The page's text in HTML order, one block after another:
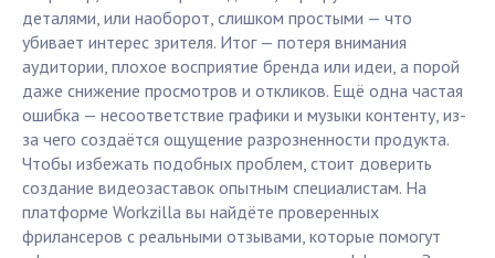
деталями, или наоборот, слишком простыми — что
убивает интерес зрителя. Итог — потеря внимания
аудитории, плохое восприятие бренда или идеи, а порой
даже снижение просмотров и откликов. Ещё одна частая
ошибка — несоответствие графики и музыки контенту, из-
за чего создаётся ощущение разрозненности продукта.
Чтобы избежать подобных проблем, стоит доверить
создание видеозаставок опытным специалистам. На
платформе Workzilla вы найдёте проверенных
фрилансеров с реальными отзывами, которые помогут